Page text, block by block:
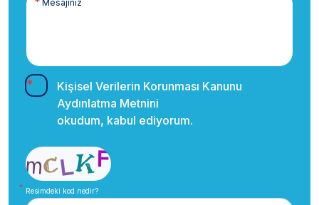
Kişisel Verilerin Korunması Kanunu
Aydınlatma Metnini
okudum, kabul ediyorum.
Resimdeki kod nedir?